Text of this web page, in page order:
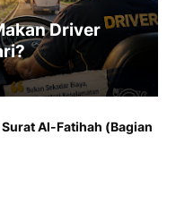
Driver
Al-Fatihah (Bagian